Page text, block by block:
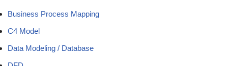
Business Process Mapping
C4 Model
Data Modeling / Database